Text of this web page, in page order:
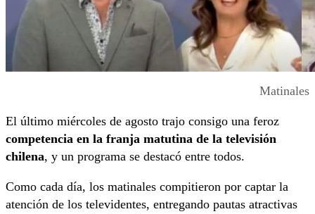
Matinales
El último miércoles de agosto trajo consigo una feroz
competencia en la franja matutina de la televisión
chilena, y un programa se destacó entre todos.
Como cada día, los matinales compitieron por captar la
atención de los televidentes, entregando pautas atractivas